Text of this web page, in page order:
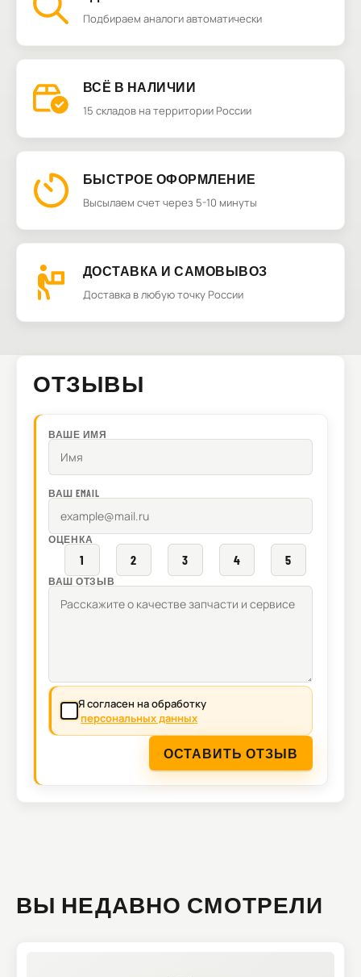
Подбираем аналоги автоматически
ВСЁ В НАЛИЧИИ
15 складов на территории России
БЫСТРОЕ ОФОРМЛЕНИЕ
Высылаем счет через 5-10 минуты
ДОСТАВКА И САМОВЫВОЗ
Доставка в любую точку России
ОТЗЫВЫ
ВАШЕ ИМЯ
ВАШ EMAIL
ОЦЕНКА
1 2 3 4 5
ВАШ ОТЗЫВ
Я согласен на обработку
персональных данных
ОСТАВИТЬ ОТЗЫВ
ВЫ НЕДАВНО СМОТРЕЛИ